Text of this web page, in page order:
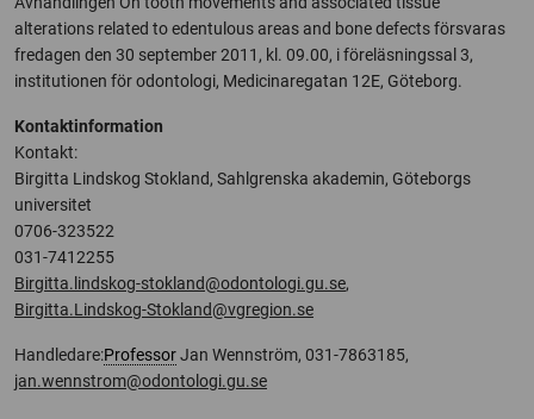
alterations related to edentulous areas and bone defects försvaras
fredagen den 30 september 2011, kl. 09.00, i föreläsningssal 3,
institutionen för odontologi, Medicinaregatan 12E, Göteborg.
Kontaktinformation
Kontakt:
Birgitta Lindskog Stokland, Sahlgrenska akademin, Göteborgs
universitet
0706-323522
031-7412255
Birgitta.lindskog-stokland@odontologi.gu.se,
Birgitta.Lindskog-Stokland@vgregion.se
Handledare:ProfessorJan Wennström, 031-7863185,
jan.wennstrom@odontologi.gu.se